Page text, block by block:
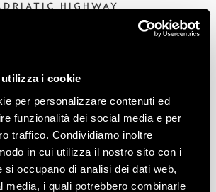
i cookie
per personalizzare contenuti ed
funzionalità dei social media e per
traffico. Condividiamo inoltre
in cui utilizza il nostro sito con i
si occupano di analisi dei dati web,
media, i quali potrebbero combinarle
HIGHWAY
CENTRAL RAILWAY STATION
to live and discover